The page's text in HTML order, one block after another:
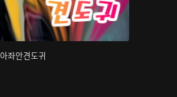
아좌안견도귀